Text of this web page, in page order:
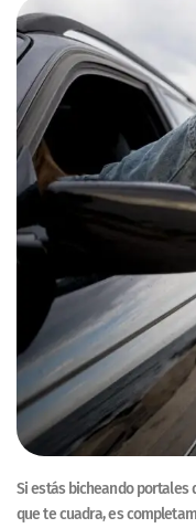
Si estás bicheando portales
que te cuadra, es